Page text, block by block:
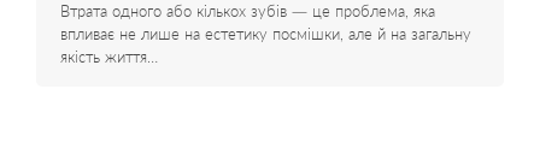
Втрата одного або кількох зубів — це проблема, яка
впливає не лише на естетику посмішки, але й на загальну
якість життя…